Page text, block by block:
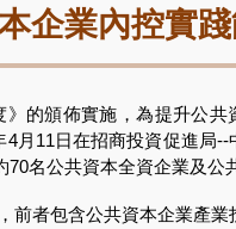
企業內控實踐
頒佈實施，為提升公共
月11日在招商投資促進
70名公共資本全資企業及
者包含公共資本企業產